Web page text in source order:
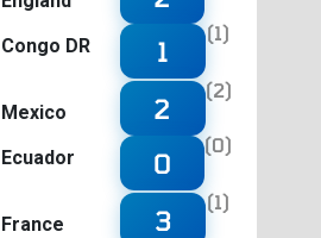
Congo DR
1
(1)
Mexico
Ecuador
2
(2)
0
(0)
France
3
(1)